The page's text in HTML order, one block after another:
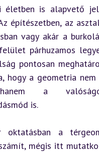
életben is alapvető
építészetben, az
vagy akár a
párhuzamos
pontosan
hogy a geometria
a
is.
oktatásban a
mégis itt